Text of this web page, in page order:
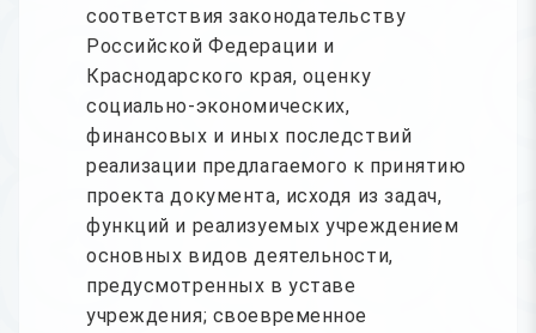
соответствия законодательству
Российской Федерации и
Краснодарского края, оценку
социально-экономических,
финансовых и иных последствий
реализации предлагаемого к принятию
проекта документа, исходя из задач,
функций и реализуемых учреждением
основных видов деятельности,
предусмотренных в уставе
учреждения; своевременное